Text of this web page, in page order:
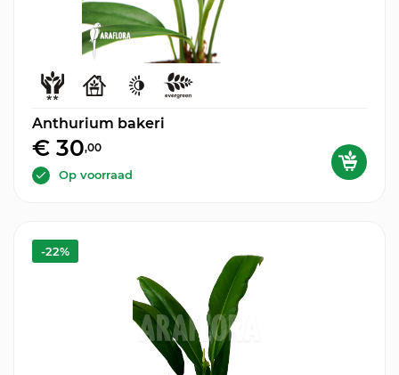
Anthurium bakeri
€ 30,00
Op voorraad
-22%